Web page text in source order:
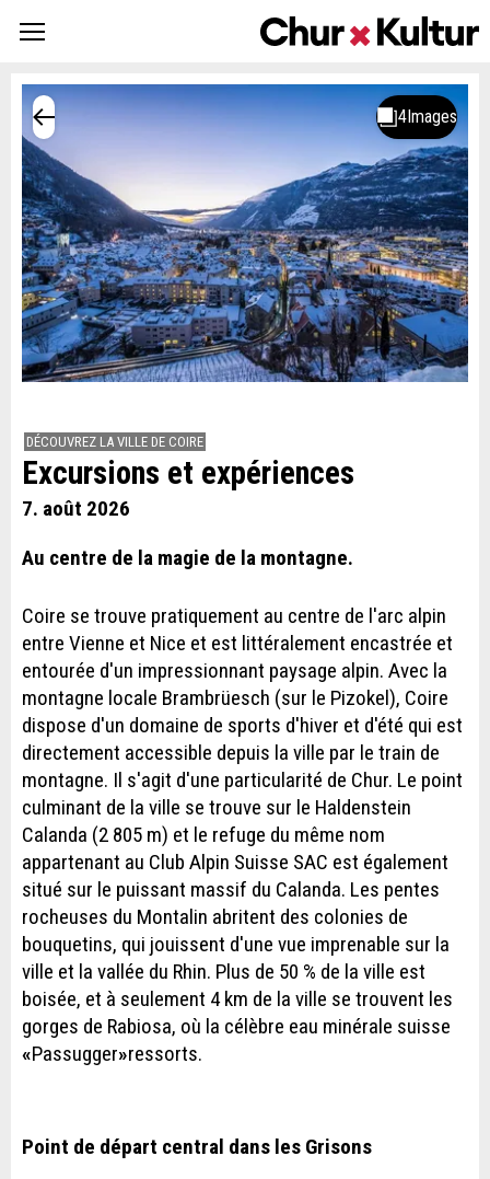
DÉCOUVREZ LA VILLE DE COIRE
Excursions et expériences
7. août 2026
Au centre de la magie de la montagne.
Coire se trouve pratiquement au centre de l'arc alpin
entre Vienne et Nice et est littéralement encastrée et
entourée d'un impressionnant paysage alpin. Avec la
montagne locale Brambrüesch (sur le Pizokel), Coire
dispose d'un domaine de sports d'hiver et d'été qui est
directement accessible depuis la ville par le train de
montagne. Il s'agit d'une particularité de Chur. Le point
culminant de la ville se trouve sur le Haldenstein
Calanda (2 805 m) et le refuge du même nom
appartenant au Club Alpin Suisse SAC est également
situé sur le puissant massif du Calanda. Les pentes
rocheuses du Montalin abritent des colonies de
bouquetins, qui jouissent d'une vue imprenable sur la
ville et la vallée du Rhin. Plus de 50 % de la ville est
boisée, et à seulement 4 km de la ville se trouvent les
gorges de Rabiosa, où la célèbre eau minérale suisse
«Passugger»ressorts.
Point de départ central dans les Grisons